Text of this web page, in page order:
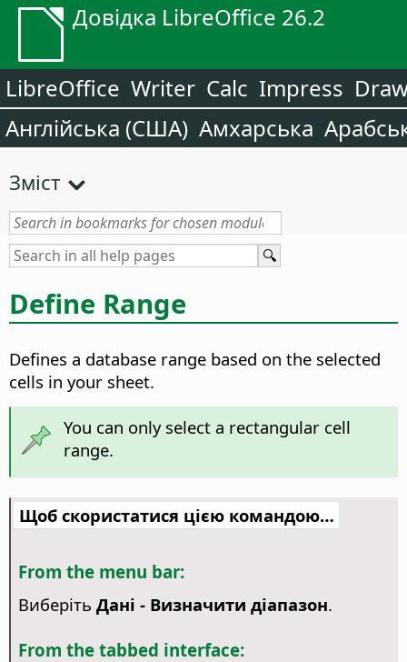
Довідка LibreOffice 26.2
LibreOffice Writer Calc Impress
Англійська (США) Амхарська
Зміст
Define Range
Defines a database range based on the selected
cells in your sheet.
You can only select a rectangular cell
range.
Щоб скористатися цією командою…
From the menu bar:
Виберіть Дані - Визначити діапазон.
From the tabbed interface: